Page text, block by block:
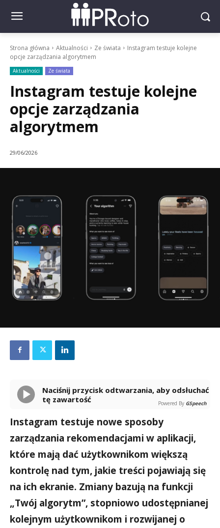
Strona główna Aktualności Ze świata
Instagram testuje kolejne
opcje zarządzania algorytmem
Aktualności Ze świata
Instagram testuje kolejne
opcje zarządzania
algorytmem
29/06/2026
Naciśnij przycisk odtwarzania, aby odsłuchać
tę zawartość
Powered By GSpeech
Instagram testuje nowe sposoby
zarządzania rekomendacjami w aplikacji,
które mają dać użytkownikom większą
kontrolę nad tym, jakie treści pojawiają się
na ich ekranie. Zmiany bazują na funkcji
„Twój algorytm”, stopniowo udostępnianej
kolejnym użytkownikom i rozwijanej o